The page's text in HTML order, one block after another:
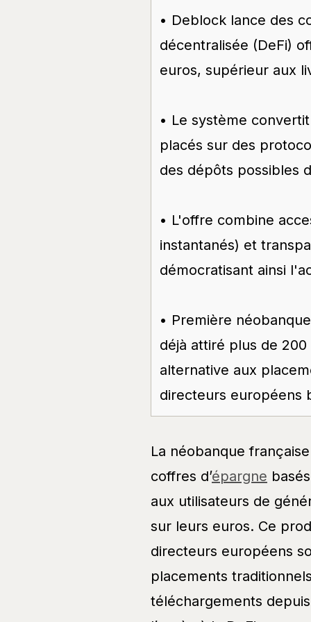
• Deblock lance des
décentralisée (DeFi)
euros, supérieur aux
• Le système
placés sur des
des dépôts possibles
• L'offre combine
instantanés) et
démocratisant ainsi
• Première
déjà attiré plus de
alternative aux
directeurs européens
La néobanque
coffres d’épargne
aux utilisateurs de
sur leurs euros. Ce
directeurs européens
placements
téléchargements